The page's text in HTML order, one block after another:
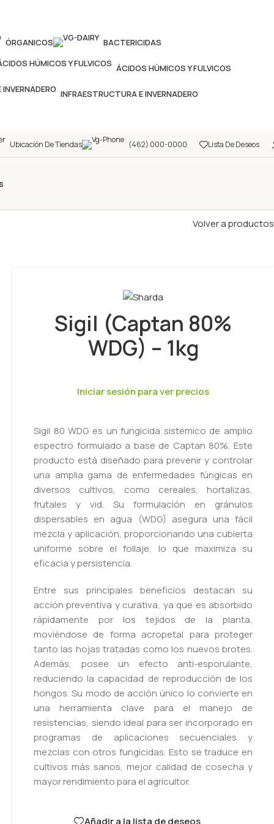
ÓRGANICOS BACTERICIDAS
ÁCIDOS HÚMICOS Y FULVICOS
INFRAESTRUCTURA E INVERNADERO
Ubicación De Tiendas (462) 000-0000 Lista De Deseos
Volver a productos
Sigil (Captan 80%
WDG) – 1kg
Iniciar sesión para ver precios
Sigil 80 WDG es un fungicida sistémico de amplio
espectro formulado a base de Captan 80%. Este
producto está diseñado para prevenir y controlar
una amplia gama de enfermedades fúngicas en
diversos cultivos, como cereales, hortalizas,
frutales y vid. Su formulación en gránulos
dispersables en agua (WDG) asegura una fácil
mezcla y aplicación, proporcionando una cubierta
uniforme sobre el follaje, lo que maximiza su
eficacia y persistencia.
Entre sus principales beneficios destacan su
acción preventiva y curativa, ya que es absorbido
rápidamente por los tejidos de la planta,
moviéndose de forma acropetal para proteger
tanto las hojas tratadas como los nuevos brotes.
Además, posee un efecto anti-esporulante,
reduciendo la capacidad de reproducción de los
hongos. Su modo de acción único lo convierte en
una herramienta clave para el manejo de
resistencias, siendo ideal para ser incorporado en
programas de aplicaciones secuenciales y
mezclas con otros fungicidas. Esto se traduce en
cultivos más sanos, mejor calidad de cosecha y
mayor rendimiento para el agricultor.